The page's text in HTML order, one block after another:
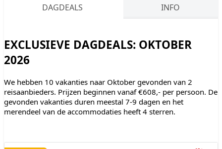
DAGDEALS INFO
EXCLUSIEVE DAGDEALS: OKTOBER
2026
We hebben 10 vakanties naar Oktober gevonden van 2
reisaanbieders. Prijzen beginnen vanaf €608,- per persoon. De
gevonden vakanties duren meestal 7-9 dagen en het
merendeel van de accommodaties heeft 4 sterren.